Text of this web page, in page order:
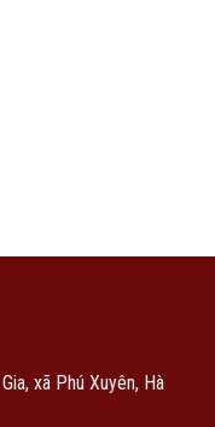
xã Phú Xuyên, Hà